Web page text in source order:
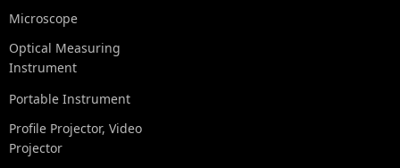
Microscope
Optical Measuring
Instrument
Portable Instrument
Profile Projector, Video
Projector